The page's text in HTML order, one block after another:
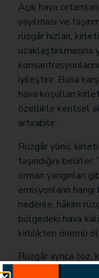
Açık hava
yayılması ve
rüzgâr hızları,
iyileştirir. Buna
hava koşulları
özellikle kentsel
artırabilir.
Rüzgâr yönü,
taşındığını
orman yangınları
emisyonların
nedenle, hâkim
bölgedeki hava
kirlilikten önemli
Rüzgâr ayrıca toz,